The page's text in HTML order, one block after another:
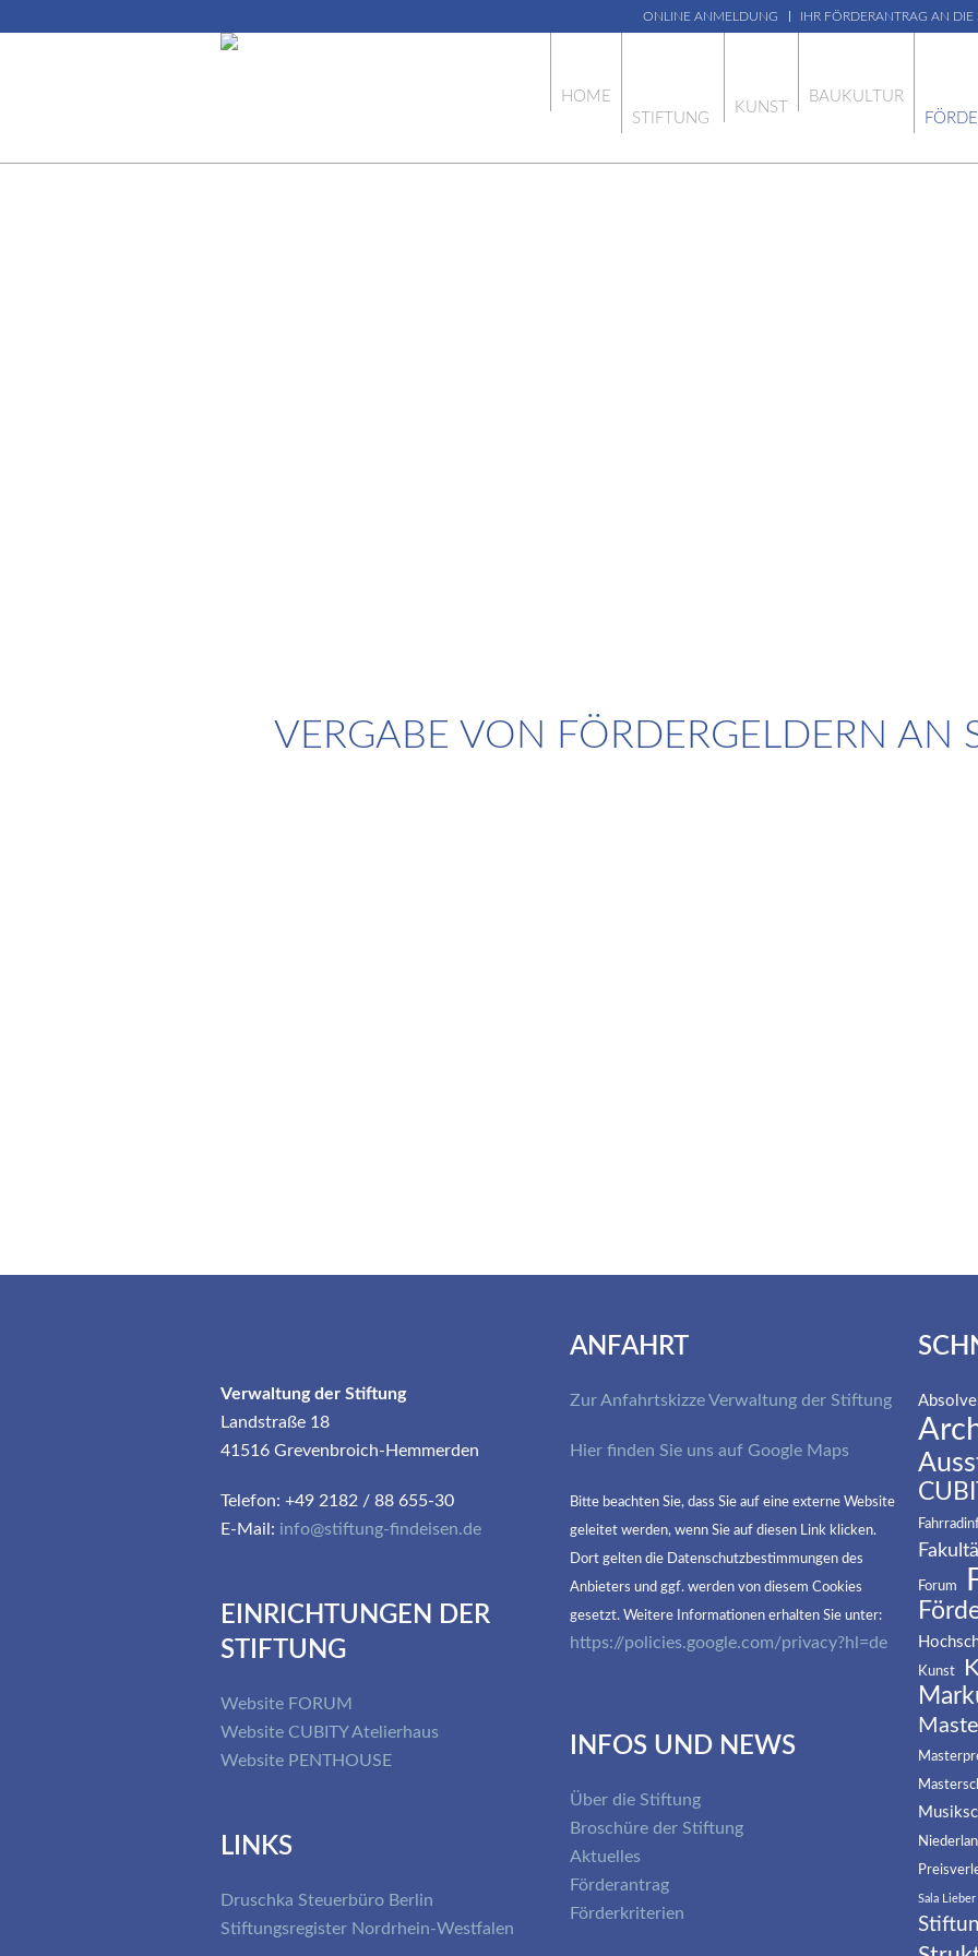
ONLINE ANMELDUNG IHR FÖRDERANTRAG AN DIE
HOME
STIFTUNG
KUNST
BAUKULTUR
VERGABE VON FÖRDERGELDERN AN
Verwaltung der Stiftung
Landstraße 18
41516 Grevenbroich-Hemmerden
Telefon: +49 2182 / 88 655-30
E-Mail: info@stiftung-findeisen.de
EINRICHTUNGEN DER
STIFTUNG
Website FORUM
Website CUBITY Atelierhaus
Website PENTHOUSE
LINKS
Druschka Steuerbüro Berlin
Stiftungsregister Nordrhein-Westfalen
ANFAHRT
Zur Anfahrtskizze Verwaltung der Stiftung
Hier finden Sie uns auf Google Maps
Bitte beachten Sie, dass Sie auf eine externe Website
geleitet werden, wenn Sie auf diesen Link klicken.
Dort gelten die Datenschutzbestimmungen des
Anbieters und ggf. werden von diesem Cookies
gesetzt. Weitere Informationen erhalten Sie unter:
https://policies.google.com/privacy?hl=de
INFOS UND NEWS
Über die Stiftung
Broschüre der Stiftung
Aktuelles
Förderantrag
Förderkriterien
Forum
Kunst
Sala Lieber